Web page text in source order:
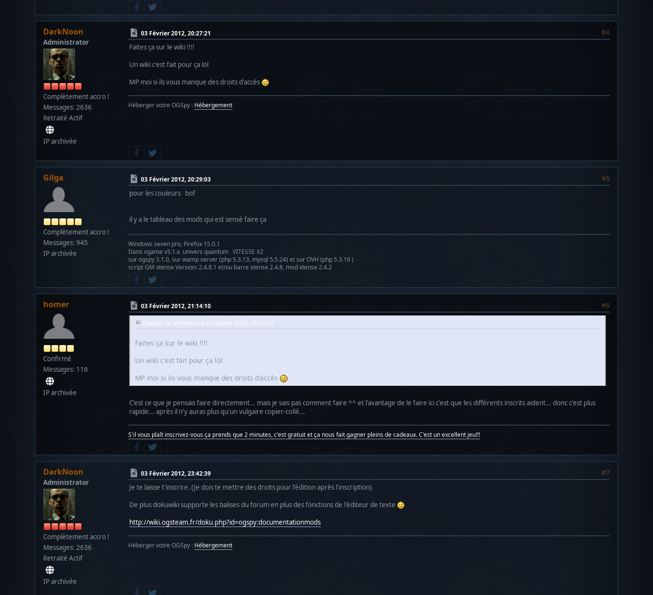
DarkNoon
Administrator
Complètement accro !
Messages: 2636
Retraité Actif
IP archivée
03 Février 2012, 20:27:21
#4
Faites ça sur le wiki !!!!
Un wiki c'est fait pour ça lol
MP moi si ils vous manque des droits d'accès
Héberger votre OGSpy : Hébergement
Gilga
Complètement accro !
Messages: 945
IP archivée
03 Février 2012, 20:29:03
#5
pour les couleurs bof
il y a le tableau des mods qui est sensé faire ça
Windows seven pro, Firefox 15.0.1
Dans ogame v5.1.x univers quantum VITESSE X2
sur ogspy 3.1.0, sur wamp server (php 5.3.13, mysql 5.5.24) et sur OVH (php 5.3.16 )
script GM xtense Version: 2.4.8.1 et/ou barre xtense 2.4.8, mod xtense 2.4.2
homer
Confirmé
Messages: 116
IP archivée
03 Février 2012, 21:14:10 #6
Citation de: darknoon le 03 Février 2012, 20:27:21
Faites ça sur le wiki !!!!
Un wiki c'est fait pour ça lol
MP moi si ils vous manque des droits d'accès
C'est ce que je pensais faire directement... mais je sais pas comment faire ^^ et l'avantage de le faire ici c'est que les différents inscrits aident... donc c'est plus
rapide... après il n'y auras plus qu'un vulgaire copier-collé...
S'il vous plaît inscrivez-vous ça prends que 2 minutes, c'est gratuit et ça nous fait gagner pleins de cadeaux. C'est un excellent jeu!!!
DarkNoon
Administrator
Complètement accro !
Messages: 2636
Retraité Actif
IP archivée
03 Février 2012, 23:42:39
#7
Je te laisse t'inscrire. (Je dois te mettre des droits pour l'édition après l'inscription)
De plus dokuwiki supporte les balises du forum en plus des fonctions de l'éditeur de texte
http://wiki.ogsteam.fr/doku.php?id=ogspy:documentationmods
Héberger votre OGSpy : Hébergement